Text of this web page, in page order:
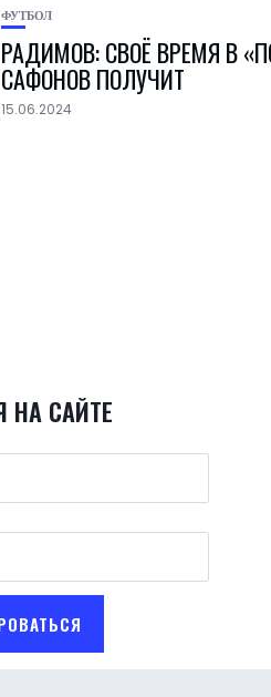
ФУТБОЛ
РАДИМОВ: СВОЁ ВРЕМЯ В
САФОНОВ ПОЛУЧИТ
15.06.2024
НА САЙТЕ